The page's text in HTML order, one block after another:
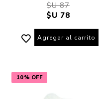
$U 87
$U 78
Agregar al carrito
10% OFF